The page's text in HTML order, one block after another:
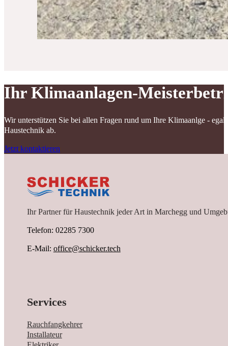
Ihr Klimaanlagen-
Wir unterstützen Sie bei allen Fragen rund um Ihre Klimaanlge -
Haustechnik ab.
Jetzt kontaktieren
Ihr Partner für Haustechnik jeder Art in Marchegg und
Telefon: 02285 7300
E-Mail: office@schicker.tech
Services
Rauchfangkehrer
Installateur